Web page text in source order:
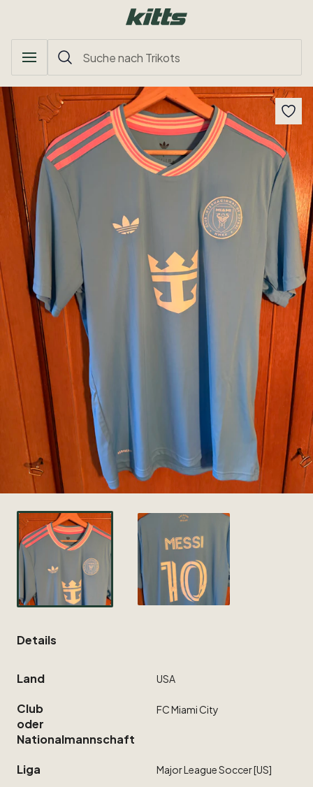
Details
Land USA
Club
oder
Nationalmannschaft
FCMiamiCity
Liga MajorLeagueSoccer[US]